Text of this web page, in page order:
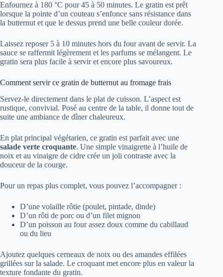
Enfournez à 180 °C pour 45 à 50 minutes. Le gratin est prêt
lorsque la pointe d’un couteau s’enfonce sans résistance dans
la butternut et que le dessus prend une belle couleur dorée.
Laissez reposer 5 à 10 minutes hors du four avant de servir. La
sauce se raffermit légèrement et les parfums se mélangent. Le
gratin sera plus facile à servir et encore plus savoureux.
Comment servir ce gratin de butternut au fromage frais
Servez-le directement dans le plat de cuisson. L’aspect est
rustique, convivial. Posé au centre de la table, il donne tout de
suite une ambiance de dîner chaleureux.
En plat principal végétarien, ce gratin est parfait avec une
salade verte croquante. Une simple vinaigrette à l’huile de
noix et au vinaigre de cidre crée un joli contraste avec la
douceur de la courge.
Pour un repas plus complet, vous pouvez l’accompagner :
D’une volaille rôtie (poulet, pintade, dinde)
D’un rôti de porc ou d’un filet mignon
D’un poisson au four assez doux comme du cabillaud
ou du lieu
Ajoutez quelques cerneaux de noix ou des amandes effilées
grillées sur la salade. Le croquant met encore plus en valeur la
texture fondante du gratin.